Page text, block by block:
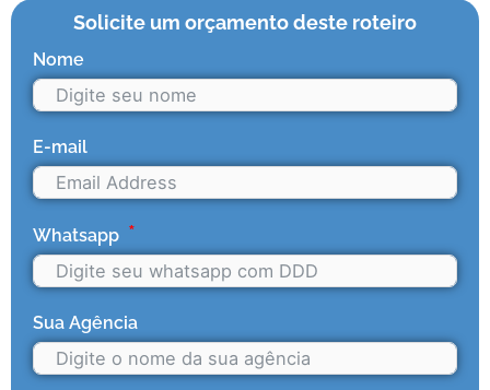
Solicite um orçamento deste roteiro
Nome
E-mail
Whatsapp
Sua Agência